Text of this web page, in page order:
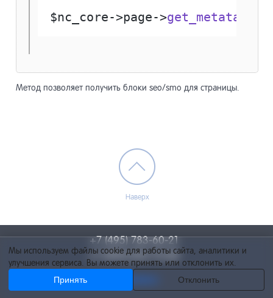
$nc_core->page->get_metatags ()
Метод позволяет получить блоки seo/smo для страницы.
Наверх
+7 (495) 783-60-21
+7 (495) 055-73-84
Мы используем файлы cookie для работы сайта, аналитики и
улучшения сервиса. Вы можете принять или отклонить их.
Принять
Отклонить